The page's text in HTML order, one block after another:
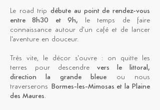
Le road tripdébute au point de rendez-vous
entre 8h30 et 9h, le temps de faire
connaissance autour d'un café et de lancer
l'aventure en douceur.
Très vite, le décor s'ouvre : on quitte les
terres pour descendrevers le littoral,
direction la grande bleue ou nous
traverserons
Bormes-les-Mimosas et la Plaine
des Maures.